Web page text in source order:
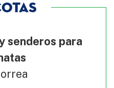
senderos para